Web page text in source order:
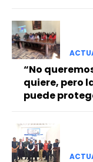
“No
quiere, pero
puede